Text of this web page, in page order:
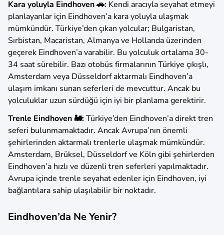
Kara yoluyla Eindhoven 🚗: Kendi aracıyla seyahat etmeyi
planlayanlar için Eindhoven’a kara yoluyla ulaşmak
mümkündür. Türkiye’den çıkan yolcular; Bulgaristan,
Sırbistan, Macaristan, Almanya ve Hollanda üzerinden
geçerek Eindhoven’a varabilir. Bu yolculuk ortalama 30-
34 saat sürebilir. Bazı otobüs firmalarının Türkiye çıkışlı,
Amsterdam veya Düsseldorf aktarmalı Eindhoven’a
ulaşım imkanı sunan seferleri de mevcuttur. Ancak bu
yolculuklar uzun sürdüğü için iyi bir planlama gerektirir.
Trenle Eindhoven 🚂:Türkiye’den Eindhoven’a direkt tren
seferi bulunmamaktadır. Ancak Avrupa’nın önemli
şehirlerinden aktarmalı trenlerle ulaşmak mümkündür.
Amsterdam, Brüksel, Düsseldorf ve Köln gibi şehirlerden
Eindhoven’a hızlı ve düzenli tren seferleri yapılmaktadır.
Avrupa içinde trenle seyahat edenler için Eindhoven, iyi
bağlantılara sahip ulaşılabilir bir noktadır.
Eindhoven’da Ne Yenir?